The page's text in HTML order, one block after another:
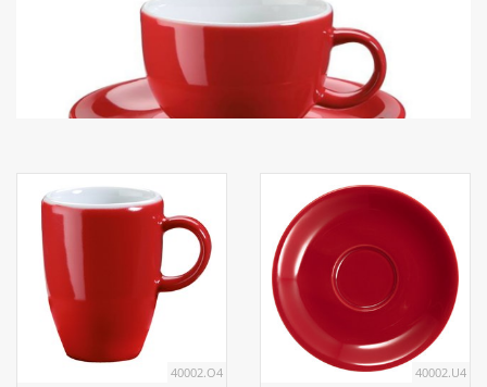
Fingerfood
Aufsteller
Tafeln
Einrichtung
40002.O4 40002.U4